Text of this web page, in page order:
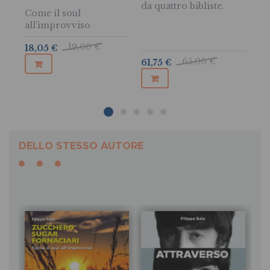
Come il soul
all'improvviso
19,00 €
18,05 €
da quattro bibliste.
65,00 €
61,75 €
DELLO STESSO AUTORE